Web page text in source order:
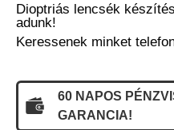
Dioptriás lencsék
adunk!
Keressenek minket
60 NAPOS
GARANCIA!